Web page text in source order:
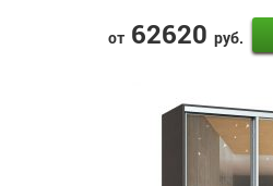
от 62620 руб.